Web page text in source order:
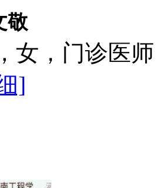
敬
女，门诊医
]